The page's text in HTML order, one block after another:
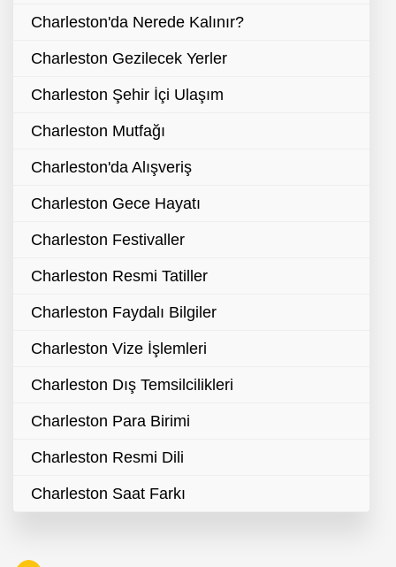
Charleston'da Nerede Kalınır?
Charleston Gezilecek Yerler
Charleston Şehir İçi Ulaşım
Charleston Mutfağı
Charleston'da Alışveriş
Charleston Gece Hayatı
Charleston Festivaller
Charleston Resmi Tatiller
Charleston Faydalı Bilgiler
Charleston Vize İşlemleri
Charleston Dış Temsilcilikleri
Charleston Para Birimi
Charleston Resmi Dili
Charleston Saat Farkı